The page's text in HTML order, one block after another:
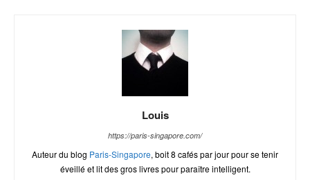
Louis
https://paris-singapore.com/
Auteur du blog Paris-Singapore, boit 8 cafés par jour pour se tenir
éveillé et lit des gros livres pour paraître intelligent.